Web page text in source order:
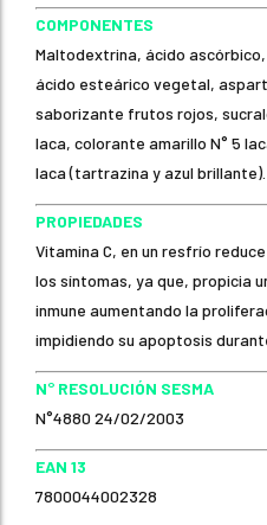
COMPONENTES
Maltodextrina, ácido
ácido esteárico vegetal,
saborizante frutos rojos,
laca, colorante amarillo N° 5
laca (tartrazina y azul brillante).
PROPIEDADES
Vitamina C, en un resfrío
los síntomas, ya que, propicia
inmune aumentando la
impidiendo su apoptosis
N° RESOLUCIÓN SESMA
N°4880 24/02/2003
EAN 13
7800044002328